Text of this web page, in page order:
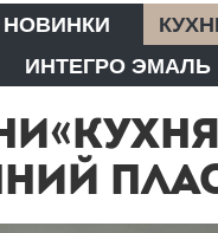
НОВИНКИ
ИНТЕГРО ЭМАЛЬ